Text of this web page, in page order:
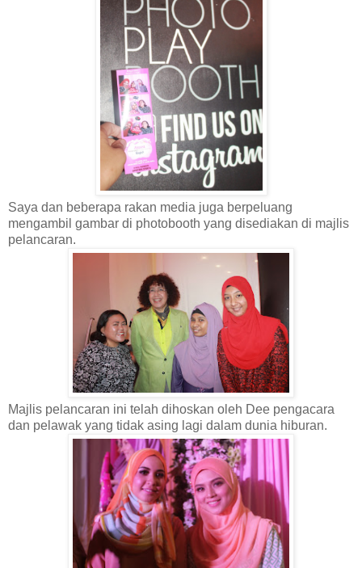
Saya dan beberapa rakan media juga berpeluang
mengambil gambar di photobooth yang disediakan di majlis
pelancaran.
Majlis pelancaran ini telah dihoskan oleh Dee pengacara
dan pelawak yang tidak asing lagi dalam dunia hiburan.